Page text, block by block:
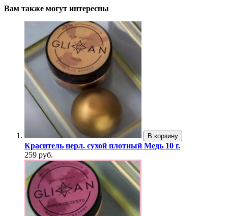
Вам также могут интересны
В корзину
Краситель перл. сухой плотный Медь 10 г.
259 руб.